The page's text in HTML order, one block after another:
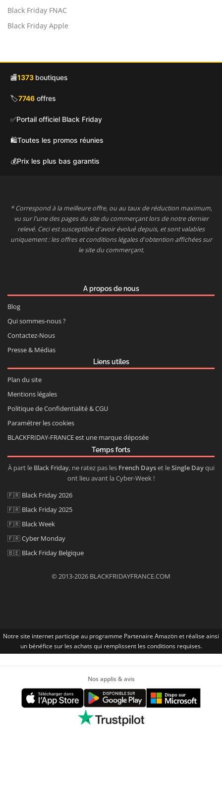
Black Friday FNAC
Black Friday Apple
🏬1373 boutiques
🏷️7746 offres
✅Portail officiel Black Friday
🛍️Toutes les promos réunies
💰Prix les plus bas garantis
* Correspond à la meilleure offre, ou au taux de réduction maximum,
vu sur l'une des pages du site du commerçant lors de notre dernier
relevé. Ceci est susceptible d'avoir évolué depuis, et sont valables
uniquement : les offres et conditions légales d'obtention affichées sur
le site du commerçant.
A propos de nous
Blog
Qui sommes-nous ?
Contactez-Nous
Presse & Médias
Liens utiles
Plan du site
Mentions légales
Politique de Confidentialité & CGU
Paramétrer les cookies
BLACKFRIDAY-FRANCE est une marque déposée
Temps forts
À part le Black Friday, ne ratez pas les French Dayset leSingle Dayqui
ont lieu avant la Cyber-Week !
🇫🇷 Black Friday 2026
🇫🇷 Black Friday 2025
🇫🇷 Black Week
🇫🇷Cyber Monday
🇧🇪 Black Friday Belgique
© 2013-2026 BLACKFRIDAYFRANCE.COM
Notre site internet participe au programme Partenaire Αmazοn et réalise ainsi
un bénéfice sur les achats qui remplissent les conditions requises.
Nos applis & avis